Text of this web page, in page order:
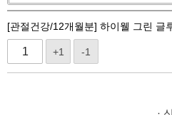
[관절건강/12개월분] 하이웰 그린 글
+1 -1